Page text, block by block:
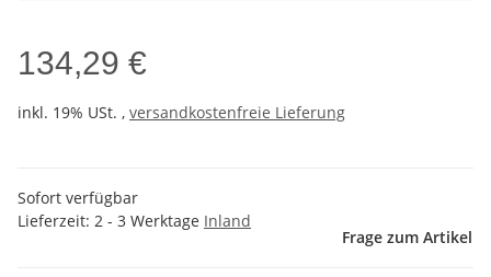
134,29 €
inkl. 19% USt. , versandkostenfreie Lieferung
Sofort verfügbar
Lieferzeit: 2 - 3 Werktage Inland
Frage zum Artikel